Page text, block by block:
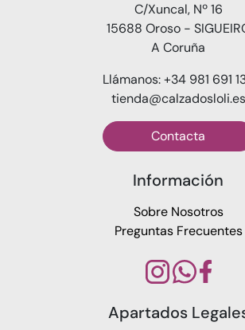
C/Xuncal, Nº 16
15688 Oroso -
A Coruña
Llámanos: +34 981 691
tienda@calzadosloli.es
Contacta
Información
Sobre Nosotros
Preguntas Frecuentes
Apartados